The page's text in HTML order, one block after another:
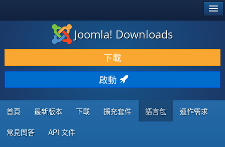
下載 & 擴充
發現 & 學習
社群 & 支援
程式者資源
Joomla! Downloads
下載
啟動
首頁 最新版本 下載 擴充套件 語言包 運作需求
常見問答 API 文件